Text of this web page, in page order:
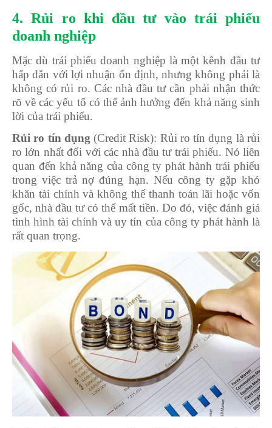
4. Rủi ro khi đầu tư vào trái phiếu
doanh nghiệp
Mặc dù trái phiếu doanh nghiệp là một kênh đầu tư
hấp dẫn với lợi nhuận ổn định, nhưng không phải là
không có rủi ro. Các nhà đầu tư cần phải nhận thức
rõ về các yếu tố có thể ảnh hưởng đến khả năng sinh
lời của trái phiếu.
Rủi ro tín dụng (Credit Risk): Rủi ro tín dụng là rủi
ro lớn nhất đối với các nhà đầu tư trái phiếu. Nó liên
quan đến khả năng của công ty phát hành trái phiếu
trong việc trả nợ đúng hạn. Nếu công ty gặp khó
khăn tài chính và không thể thanh toán lãi hoặc vốn
gốc, nhà đầu tư có thể mất tiền. Do đó, việc đánh giá
tình hình tài chính và uy tín của công ty phát hành là
rất quan trọng.